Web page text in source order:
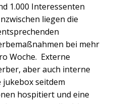
1.000 Interessenten
liegen die
bei mehr
Woche. Externe
aber auch interne
jukebox seitdem
hospitiert und eine